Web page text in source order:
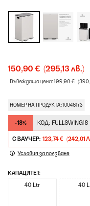
150,90 € (295,13 лв.)
Въвеждаща цена:199,90 €
НОМЕР НА ПРОДУКТА: 10046173
-18% КОД: FULLSWING18
С ВАУЧЕР: 123,74 € (242,01
Условия за ползване
КАПАЦИТЕТ:
40 Ltr 40 L